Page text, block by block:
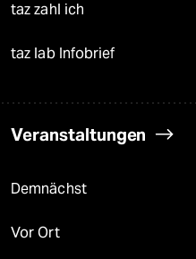
taz zahl ich
taz lab Infobrief
Veranstaltungen
Demnächst
Vor Ort